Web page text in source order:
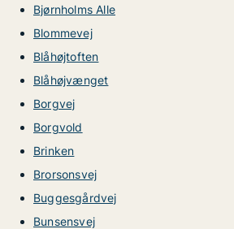
Bjørnholms Alle
Blommevej
Blåhøjtoften
Blåhøjvænget
Borgvej
Borgvold
Brinken
Brorsonsvej
Buggesgårdvej
Bunsensvej